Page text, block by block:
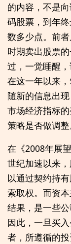
的内容，不是
码股票，到年
数多少点。前
时期卖出股票
过，一觉睡醒
在这一年以来
随新的信息出
市场经济指标
策略是否做调整
在《2008年展
世纪加速以来
以通过契约持
索取权。而资
结果，是一些
因此，一旦买
者，所遵循的